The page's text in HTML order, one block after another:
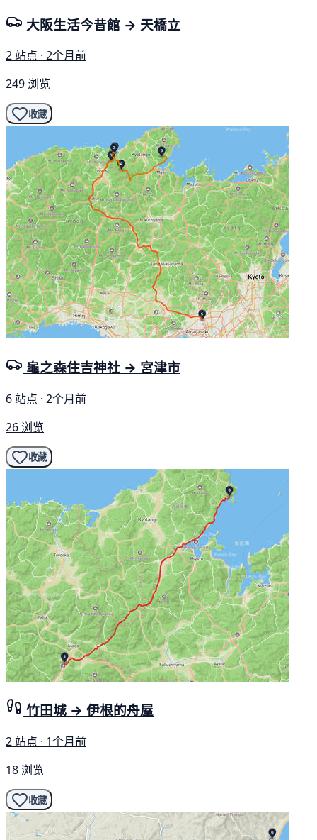
大阪生活今昔館 → 天橋立
2 站点 · 2个月前
249 浏览
收藏
龜之森住吉神社 → 宮津市
6 站点 · 2个月前
26 浏览
收藏
竹田城 → 伊根的舟屋
2 站点 · 1个月前
18 浏览
收藏